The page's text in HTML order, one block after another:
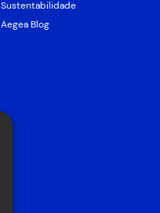
Sustentabilidade
Aegea Blog